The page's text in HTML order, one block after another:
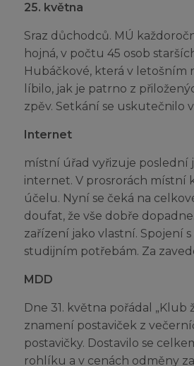
25. května
Sraz důchodců. MÚ
hojná, v počtu 45 osob
Hubáčkové, která v letošním
líbilo, jak je patrno z
zpěv. Setkání se uskutečnilo
Internet
místní úřad vyřizuje
internet. V prosrorách místní
účelu. Nyní se čeká na
doufat, že vše dobře
zařízení jako vlastní. Spojení
studijním potřebám. Za
MDD
Dne 31. května pořádal
znamení postaviček z
postavičky. Dostavilo se
rohlíku a v cenách odměny